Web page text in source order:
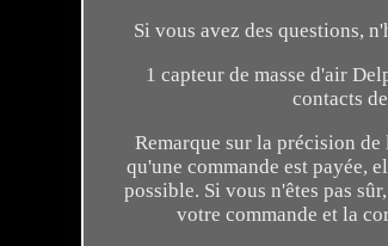
Si vous avez des questions,
1 capteur de masse d'air
contacts
Remarque sur la précision
qu'une commande est payée,
possible. Si vous n'êtes pas
votre commande et la